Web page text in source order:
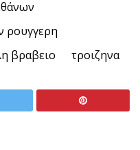
ρουγγερη
βραβειο τροιζηνα